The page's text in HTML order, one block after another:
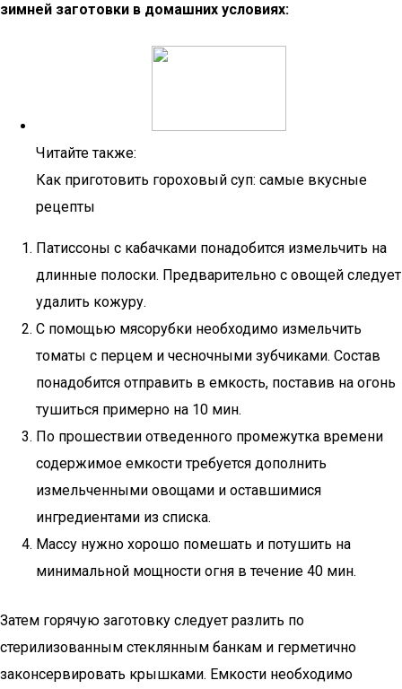
зимней заготовки в домашних условиях:
Читайте также:
Как приготовить гороховый суп: самые вкусные
рецепты
Патиссоны с кабачками понадобится измельчить на
длинные полоски. Предварительно с овощей следует
удалить кожуру.
С помощью мясорубки необходимо измельчить
томаты с перцем и чесночными зубчиками. Состав
понадобится отправить в емкость, поставив на огонь
тушиться примерно на 10 мин.
По прошествии отведенного промежутка времени
содержимое емкости требуется дополнить
измельченными овощами и оставшимися
ингредиентами из списка.
Массу нужно хорошо помешать и потушить на
минимальной мощности огня в течение 40 мин.
Затем горячую заготовку следует разлить по
стерилизованным стеклянным банкам и герметично
законсервировать крышками. Емкости необходимо